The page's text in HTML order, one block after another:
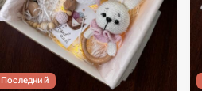
Последний